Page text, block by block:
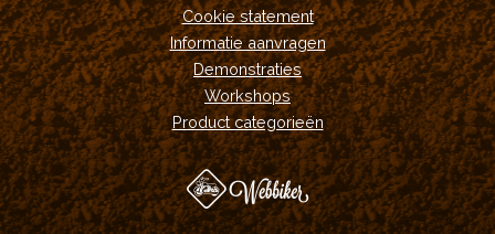
Cookie statement
Informatie aanvragen
Demonstraties
Workshops
Product categorieën